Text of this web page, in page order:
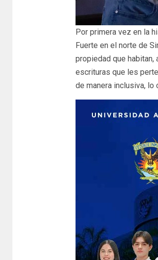
Por primera vez en la
Fuerte en el norte de
propiedad que habitan,
escrituras que les
de manera inclusiva,